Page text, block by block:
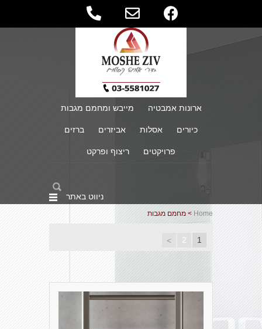
ארונות אמבטיה מייבש ומחמם מגבות
כיורים אסלות אביזרים ברזים
פרויקטים ריצוף ופרקט
ניווט באתר
Home > מחמם מגבות
1
2
>